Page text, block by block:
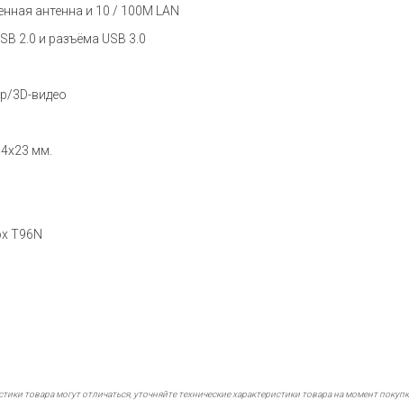
антенна и 10 / 100M LAN
2.0 и разъёма USB 3.0
3D-видео
мм.
T96N
товара могут отличаться, уточняйте технические характеристики товара на момент